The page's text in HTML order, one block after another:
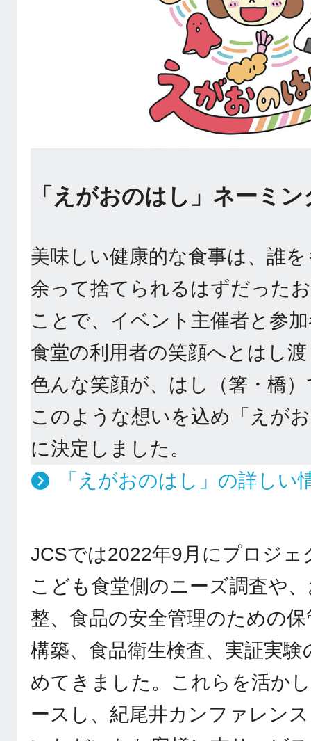
「えがおのはし」ネーミ
美味しい健康的な食事は、誰
余って捨てられるはずだった
ことで、イベント主催者と参
食堂の利用者の笑顔へとはし
色んな笑顔が、はし（箸・橋
このような想いを込め「えが
に決定しました。
「えがおのはし」の詳しい
JCSでは2022年9月にプロジェ
こども食堂側のニーズ調査や
整、食品の安全管理のための
構築、食品衛生検査、実証実
めてきました。これらを活か
ースし、紀尾井カンファレン